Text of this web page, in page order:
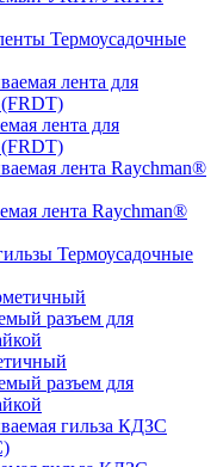
Термоусадочные
лента для
(FRDT)
лента Raychman®
Термоусадочные
разъем для